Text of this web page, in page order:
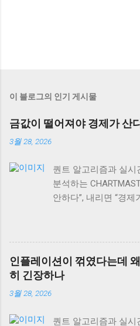
이 블로그의 인기 게시물
금값이 떨어져야 경제가 산
3월 28, 2026
퀀트 알고리즘과 실
분석하는
안하다”, 내리면 “경제
재 글로벌 자산시장
마나 위험한지 알 수
성장의 관계가 훨씬
용하기도 합니다. 오
는 법과 상품시장 수
인플레이션이 꺾였다는데
히 긴장하나
3월 28, 2026
퀀트 알고리즘과 실